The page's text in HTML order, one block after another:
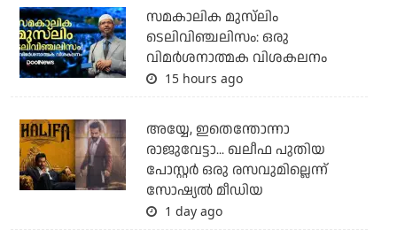
സമകാലിക മുസ്‌ലിം
ടെലിവിഞ്ചലിസം: ഒരു
വിമര്‍ശനാത്മക വിശകലനം
15 hours ago
അയ്യേ, ഇതെന്തോന്നാ
രാജുവേട്ടാ... ഖലീഫ പുതിയ
പോസ്റ്റര്‍ ഒരു രസവുമില്ലെന്ന്
സോഷ്യല്‍ മീഡിയ
1 day ago